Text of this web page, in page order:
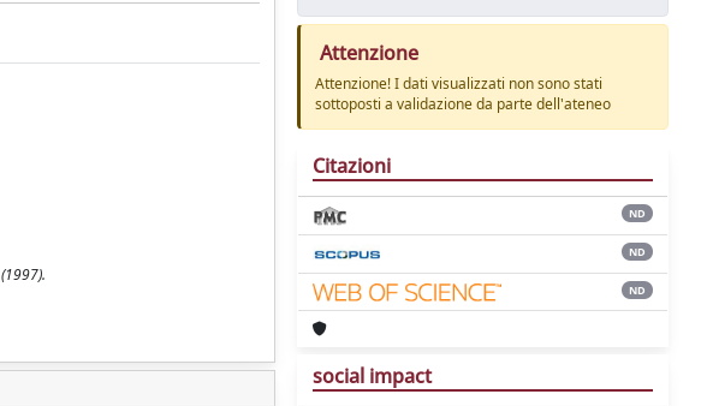
Attenzione
Attenzione! I dati visualizzati non sono stati
sottoposti a validazione da parte dell'ateneo
Citazioni
ND
ND
ND
social impact